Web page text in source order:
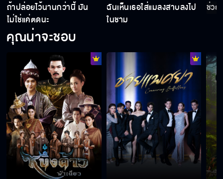
อีหน้าหนอนตัวไหนเป็นต้นเหตุ
เจอโจทก์เก่าจนได้อุ๊งอิ๊ง
มันเคยเป็นเพื่อนฉัน
เปิดตัวแฟนอย่างเป็นทางการ
ถ้าปล่อยไว้นานกว่านี้ มัน
ไม่ใช่แค่ตดนะ
ฉันเห็นเธอใส่แมลงสาบลงไป
ในชาม
ช่วย
คุณน่าจะชอบ